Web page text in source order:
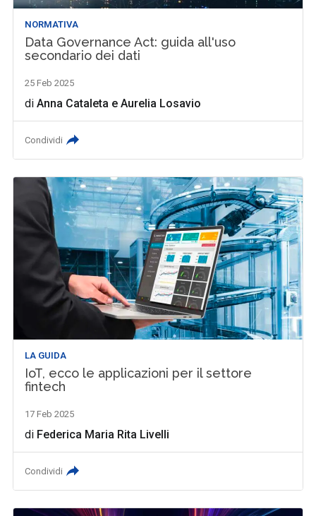
NORMATIVA
Data Governance Act: guida all'uso
secondario dei dati
25 Feb 2025
diAnna Cataleta eAurelia Losavio
Condividi
LA GUIDA
IoT, ecco le applicazioni per il settore
fintech
17 Feb 2025
di Federica Maria Rita Livelli
Condividi